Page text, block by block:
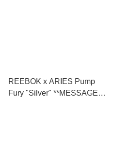
REEBOK x ARIES Pump
Fury "Silver" **MESSAGE